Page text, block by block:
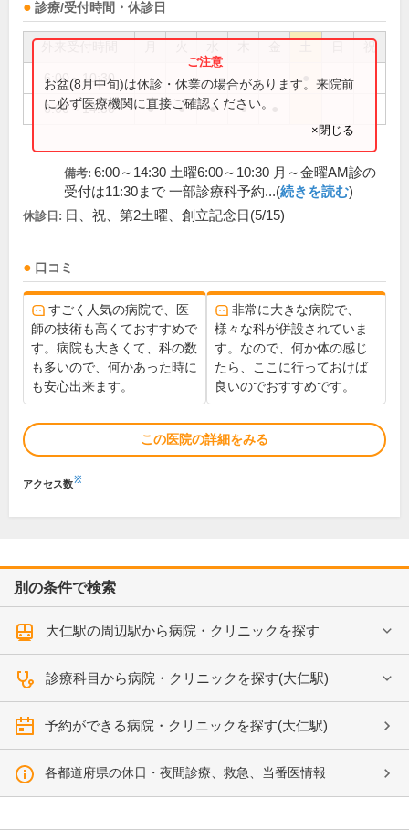
診療/受付時間・休診日
祝
6:00～10:30
6:00～14:30 ● ● ● ●
お盆(8月中旬)は休診・休業の場合があります。来院前
に必ず医療機関に直接ご確認ください。
×閉じる
備考: 6:00～14:30 土曜6:00～10:30 月～金曜AM診の
受付は11:30まで 一部診療科予約...(続きを読む)
休診日: 日、祝、第2土曜、創立記念日(5/15)
口コミ
すごく人気の病院で、医
師の技術も高くておすすめで
す。病院も大きくて、科の数
も多いので、何かあった時に
も安心出来ます。
非常に大きな病院で、
様々な科が併設されていま
す。なので、何か体の感じ
たら、ここに行っておけば
良いのでおすすめです。
この医院の詳細をみる
アクセス数※
別の条件で検索
大仁駅の周辺駅から病院・クリニックを探す
診療科目から病院・クリニックを探す(大仁駅)
予約ができる病院・クリニックを探す(大仁駅)
各都道府県の休日・夜間診療、救急、当番医情報